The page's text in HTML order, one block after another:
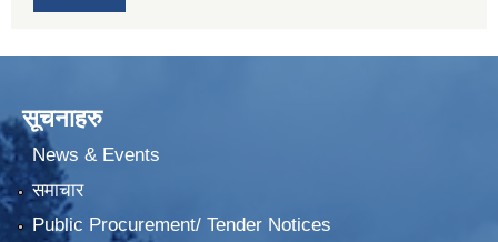
सूचनाहरु
News & Events
समाचार
Public Procurement/ Tender Notices